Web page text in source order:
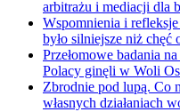
arbitrażu i mediacji dla
Wspomnienia i
było silniejsze niż chęć
Przełomowe badania
Polacy ginęli w Woli
Zbrodnie pod lupą. Co
własnych działaniach